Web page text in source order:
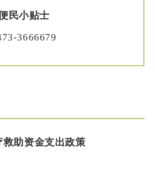
民小贴士
3666679
救助资金支出政策